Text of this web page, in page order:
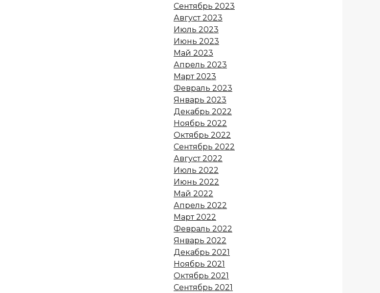
Сентябрь 2023
Август 2023
Июль 2023
Июнь 2023
Май 2023
Апрель 2023
Март 2023
Февраль 2023
Январь 2023
Декабрь 2022
Ноябрь 2022
Октябрь 2022
Сентябрь 2022
Август 2022
Июль 2022
Июнь 2022
Май 2022
Апрель 2022
Март 2022
Февраль 2022
Январь 2022
Декабрь 2021
Ноябрь 2021
Октябрь 2021
Сентябрь 2021